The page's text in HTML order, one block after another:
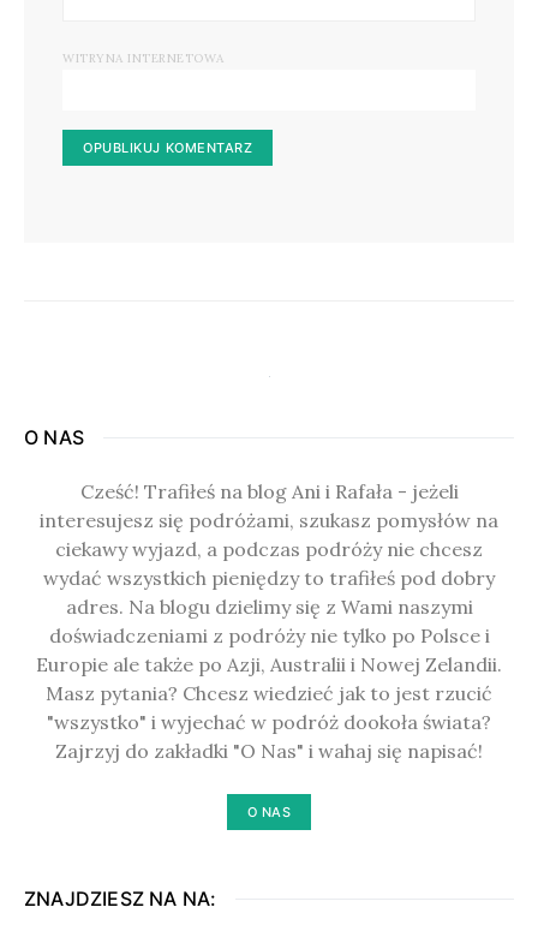
WITRYNA INTERNETOWA
O NAS
Cześć! Trafiłeś na blog Ani i Rafała - jeżeli
interesujesz się podróżami, szukasz pomysłów na
ciekawy wyjazd, a podczas podróży nie chcesz
wydać wszystkich pieniędzy to trafiłeś pod dobry
adres. Na blogu dzielimy się z Wami naszymi
doświadczeniami z podróży nie tylko po Polsce i
Europie ale także po Azji, Australii i Nowej Zelandii.
Masz pytania? Chcesz wiedzieć jak to jest rzucić
"wszystko" i wyjechać w podróż dookoła świata?
Zajrzyj do zakładki "O Nas" i wahaj się napisać!
O NAS
ZNAJDZIESZ NA NA: